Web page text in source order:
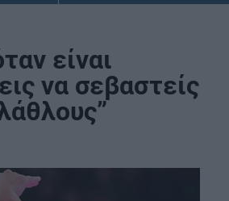
είναι
να σεβαστείς